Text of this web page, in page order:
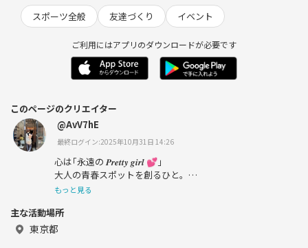
スポーツ全般 友達づくり イベント
ご利用にはアプリのダウンロードが必要です
このページのクリエイター
@AvV7hE
最終ログイン:2025年10月31日 14:26
心は｢永遠の 𝑷𝒓𝒆𝒕𝒕𝒚 𝒈𝒊𝒓𝒍 💕｣
大人の青春スポットを創るひと。
自由に！欲のままにいこー！
もっと見る
主な活動場所
東京都